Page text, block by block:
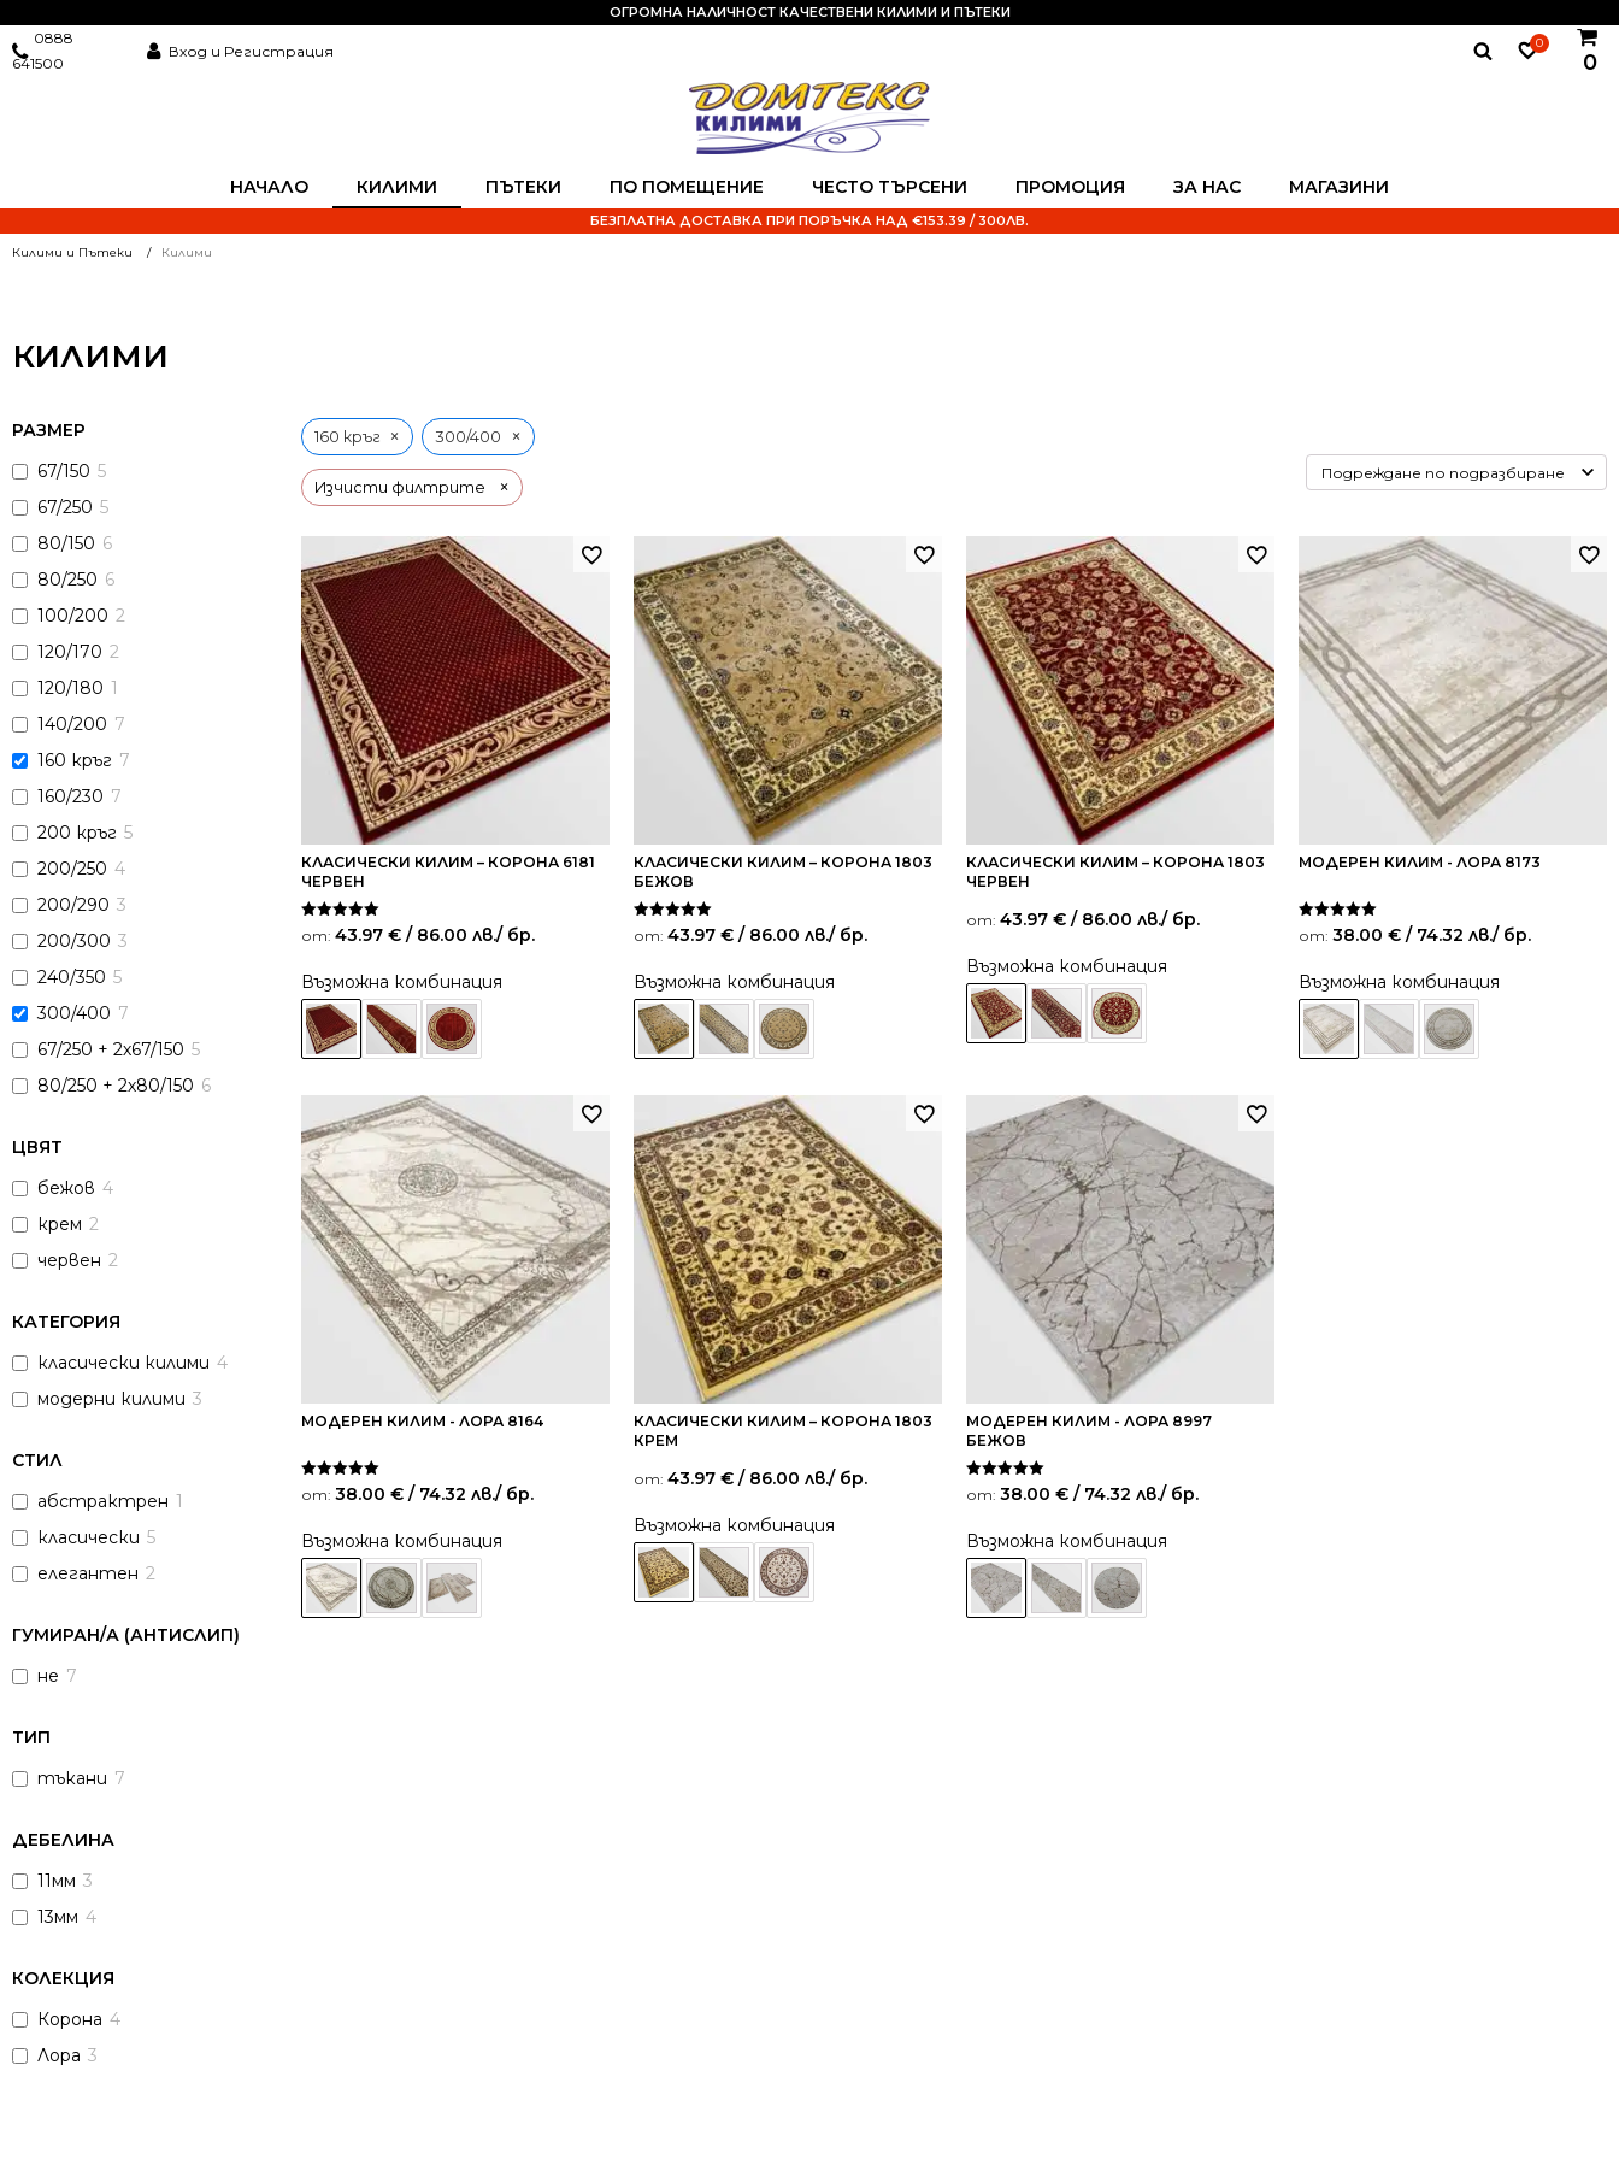
НАЧАЛО КИЛИМИ ПЪТЕКИ ПО ПОМЕЩЕНИЕ ЧЕСТО ТЪРСЕНИ ПРОМОЦИЯ ЗА НАС МАГАЗИНИ
0
0
0888
641500
Вход и Регистрация
ОГРОМНА НАЛИЧНОСТ КАЧЕСТВЕНИ КИЛИМИ И ПЪТЕКИ
БЕЗПЛАТНА ДОСТАВКА ПРИ ПОРЪЧКА НАД €153.39 / 300ЛВ.
Килими и Пътеки Килими
КИЛИМИ
РАЗМЕР
67/150 5
67/250 5
80/150 6
80/250 6
100/200 2
120/170 2
120/180 1
140/200 7
160 кръг 7
160/230 7
200 кръг 5
200/250 4
200/290 3
200/300 3
240/350 5
300/400 7
67/250 + 2х67/150 5
80/250 + 2х80/150 6
ЦВЯТ
бежов 4
крем 2
червен 2
КАТЕГОРИЯ
класически килими 4
модерни килими 3
СТИЛ
абстрактрен 1
класически 5
елегантен 2
ГУМИРАН/А (АНТИСЛИП)
не 7
ТИП
тъкани 7
ДЕБЕЛИНА
11мм 3
13мм 4
КОЛЕКЦИЯ
Корона 4
Лора 3
Изчисти филтрите ×
160 кръг × 300/400 ×
КЛАСИЧЕСКИ КИЛИМ – КОРОНА 6181
ЧЕРВЕН
Оценено на
5.00
от: 43.97 € / 86.00 лв./ бр.
Възможна комбинация
КЛАСИЧЕСКИ КИЛИМ – КОРОНА 1803
БЕЖОВ
Оценено на
5.00
от: 43.97 € / 86.00 лв./ бр.
Възможна комбинация
КЛАСИЧЕСКИ КИЛИМ – КОРОНА 1803
ЧЕРВЕН
от: 43.97 € / 86.00 лв./ бр.
Възможна комбинация
МОДЕРЕН КИЛИМ - ЛОРА 8173
Оценено на
5.00
от: 38.00 € / 74.32 лв./ бр.
Възможна комбинация
МОДЕРЕН КИЛИМ - ЛОРА 8164
Оценено на
5.00
от: 38.00 € / 74.32 лв./ бр.
Възможна комбинация
КЛАСИЧЕСКИ КИЛИМ – КОРОНА 1803
КРЕМ
от: 43.97 € / 86.00 лв./ бр.
Възможна комбинация
МОДЕРЕН КИЛИМ - ЛОРА 8997
БЕЖОВ
Оценено на
5.00
от: 38.00 € / 74.32 лв./ бр.
Възможна комбинация